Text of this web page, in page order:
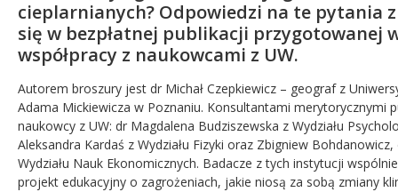
cieplarnianych? Odpowiedzi na te pytania
się w bezpłatnej publikacji przygotowanej
współpracy z naukowcami z UW.
Autorem broszury jest dr Michał Czepkiewicz – geograf z
Adama Mickiewicza w Poznaniu. Konsultantami merytorycznymi
naukowcy z UW: dr Magdalena Budziszewska z Wydziału
Aleksandra Kardaś z Wydziału Fizyki oraz Zbigniew
Wydziału Nauk Ekonomicznych. Badacze z tych instytucji
projekt edukacyjny o zagrożeniach, jakie niosą za sobą zmiany